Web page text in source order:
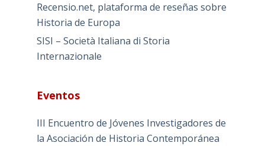
Recensio.net, plataforma de reseñas sobre
Historia de Europa
SISI – Società Italiana di Storia
Internazionale
Eventos
III Encuentro de Jóvenes Investigadores de
la Asociación de Historia Contemporánea